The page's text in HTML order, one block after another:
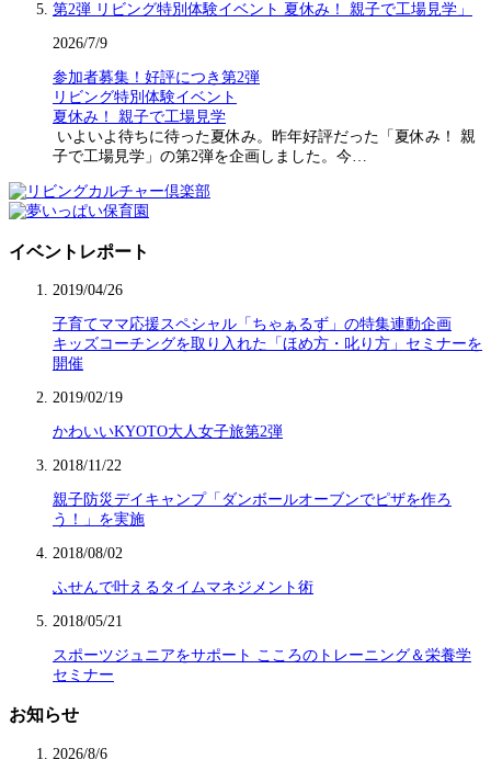
2026/7/9
参加者募集！好評につき第2弾
リビング特別体験イベント
夏休み！ 親子で工場見学
いよいよ待ちに待った夏休み。昨年好評だった「夏休み！ 親
子で工場見学」の第2弾を企画しました。今…
イベントレポート
2019/04/26
子育てママ応援スペシャル「ちゃぁるず」の特集連動企画
キッズコーチングを取り入れた「ほめ方・叱り方」セミナーを
開催
2019/02/19
かわいいKYOTO大人女子旅第2弾
2018/11/22
親子防災デイキャンプ「ダンボールオーブンでピザを作ろ
う！」を実施
2018/08/02
ふせんで叶えるタイムマネジメント術
2018/05/21
スポーツジュニアをサポート こころのトレーニング＆栄養学
セミナー
お知らせ
2026/8/6